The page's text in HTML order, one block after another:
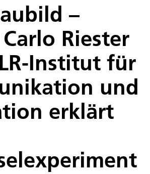
–
Riester
Institut für
und
erklärt